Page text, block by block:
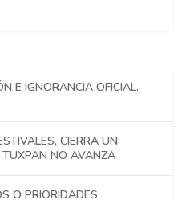
E IGNORANCIA OFICIAL.
CIERRA UN
TUXPAN NO AVANZA
O PRIORIDADES